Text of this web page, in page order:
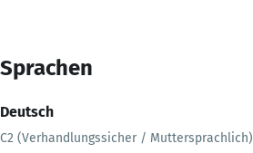
Sprachen
Deutsch
C2 (Verhandlungssicher / Muttersprachlich)